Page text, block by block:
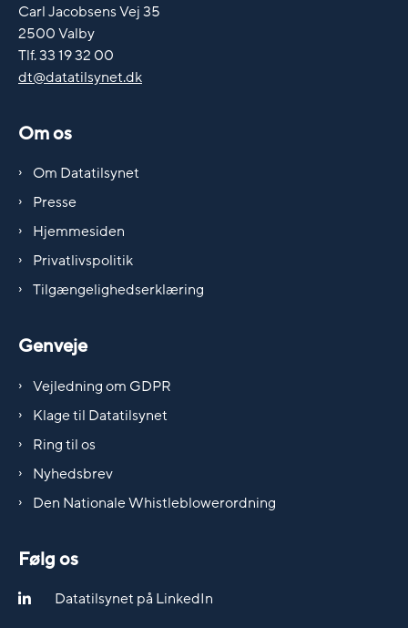
Carl Jacobsens Vej 35
2500 Valby
Tlf. 33 19 32 00
dt@datatilsynet.dk
Om os
Om Datatilsynet
Presse
Hjemmesiden
Privatlivspolitik
Tilgængelighedserklæring
Genveje
Vejledning om GDPR
Klage til Datatilsynet
Ring til os
Nyhedsbrev
Den Nationale Whistleblowerordning
Følg os
Datatilsynet på LinkedIn